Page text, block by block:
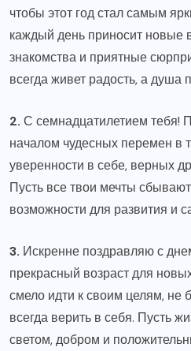
чтобы этот год стал самым
каждый день приносит новые
знакомства и приятные
всегда живет радость, а душа
2. С семнадцатилетием тебя!
началом чудесных перемен в
уверенности в себе, верных
Пусть все твои мечты
возможности для развития и
3. Искренне поздравляю с
прекрасный возраст для
смело идти к своим целям, не
всегда верить в себя. Пусть
светом, добром и